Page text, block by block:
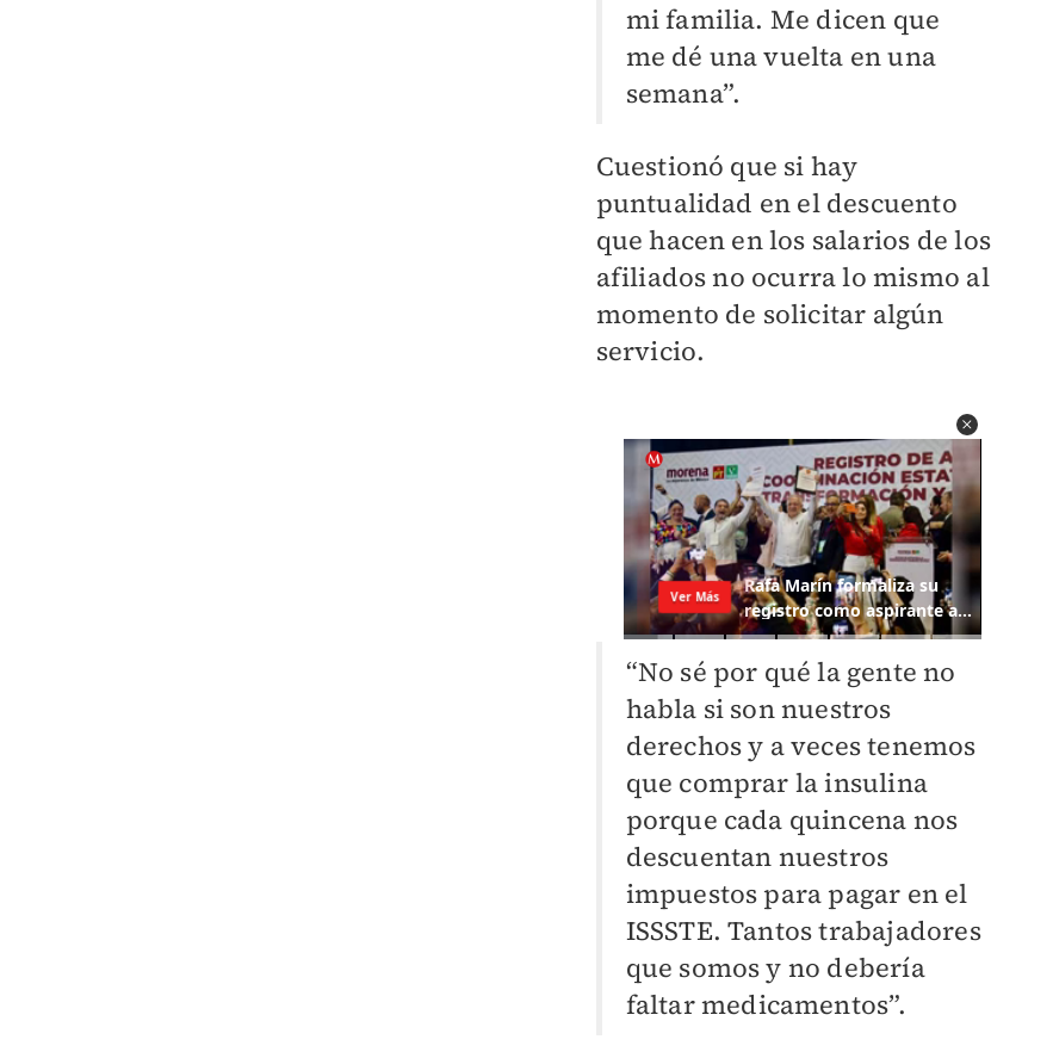
mi familia. Me dicen que
me dé una vuelta en una
semana”.
Cuestionó que si hay
puntualidad en el descuento
que hacen en los salarios de los
afiliados no ocurra lo mismo al
momento de solicitar algún
servicio.
“No sé por qué la gente no
habla si son nuestros
derechos y a veces tenemos
que comprar la insulina
porque cada quincena nos
descuentan nuestros
impuestos para pagar en el
ISSSTE. Tantos trabajadores
que somos y no debería
faltar medicamentos”.